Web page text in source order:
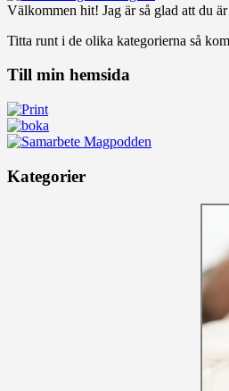
Välkommen hit! Jag är så glad att du
Titta runt i de olika kategorierna så
Till min hemsida
Kategorier